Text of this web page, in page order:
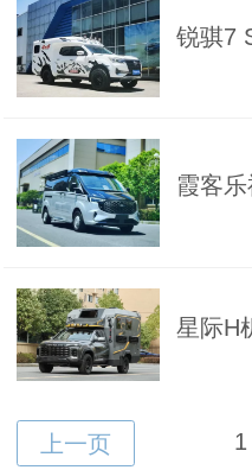
锐骐7
霞客
星际H